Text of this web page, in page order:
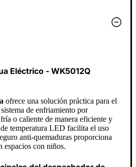
Eléctrico - WK5012Q
ofrece una solución práctica para el
de enfriamiento por
o caliente de manera eficiente y
temperatura LED facilita el uso
anti-quemaduras proporciona
espacios con niños.